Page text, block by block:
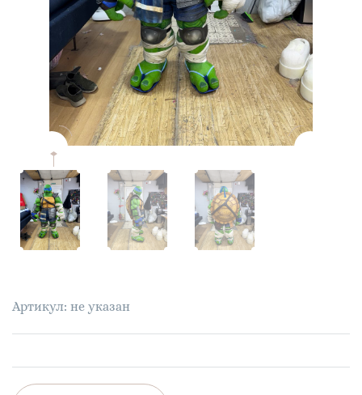
Артикул: не указан